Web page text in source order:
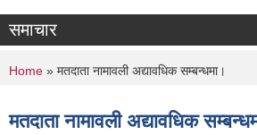
समाचार
You are here
Home » मतदाता नामावली अद्यावधिक सम्बन्धमा।
मतदाता नामावली अद्यावधिक